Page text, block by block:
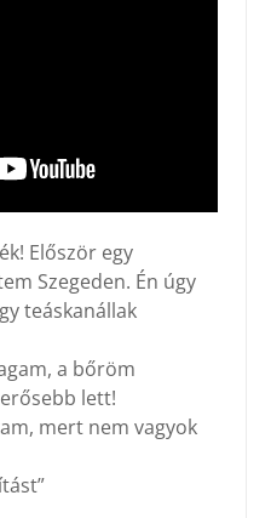
Először egy
Szegeden. Én úgy
teáskanállak
a bőröm
lett!
mert nem vagyok